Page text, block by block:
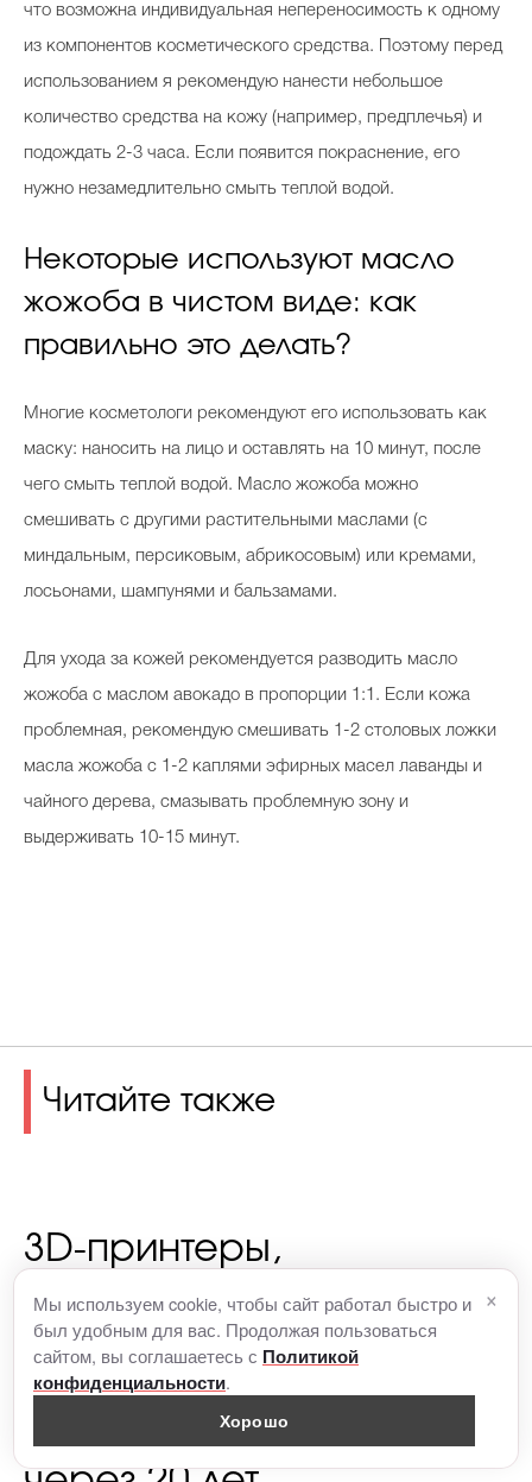
что возможна индивидуальная непереносимость к одному
из компонентов косметического средства. Поэтому перед
использованием я рекомендую нанести небольшое
количество средства на кожу (например, предплечья) и
подождать 2-3 часа. Если появится покраснение, его
нужно незамедлительно смыть теплой водой.
Некоторые используют масло
жожоба в чистом виде: как
правильно это делать?
Многие косметологи рекомендуют его использовать как
маску: наносить на лицо и оставлять на 10 минут, после
чего смыть теплой водой. Масло жожоба можно
смешивать с другими растительными маслами (с
миндальным, персиковым, абрикосовым) или кремами,
лосьонами, шампунями и бальзамами.
Для ухода за кожей рекомендуется разводить масло
жожоба с маслом авокадо в пропорции 1:1. Если кожа
проблемная, рекомендую смешивать 1-2 столовых ложки
масла жожоба с 1-2 каплями эфирных масел лаванды и
чайного дерева, смазывать проблемную зону и
выдерживать 10-15 минут.
Читайте также
3D-принтеры,
интеллектуальные
зеркала и ботокс в
домашних условиях – что
ждет бьюти-индустрию
Мы используем cookie, чтобы сайт работал быстро и
был удобным для вас. Продолжая пользоваться
сайтом, вы соглашаетесь с Политикой
конфиденциальности.
Хорошо
×